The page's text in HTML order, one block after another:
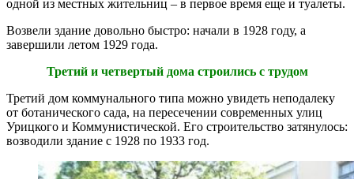
одной из местных жительниц – в первое время еще и туалеты.
Возвели здание довольно быстро: начали в 1928 году, а
завершили летом 1929 года.
Третий и четвертый дома строились с трудом
Третий дом коммунального типа можно увидеть неподалеку
от ботанического сада, на пересечении современных улиц
Урицкого и Коммунистической. Его строительство затянулось:
возводили здание с 1928 по 1933 год.